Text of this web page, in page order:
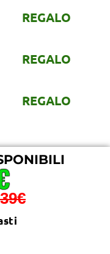
REGALO
REGALO
REGALO